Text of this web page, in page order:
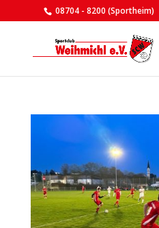
08704 - 8200 (Sportheim)